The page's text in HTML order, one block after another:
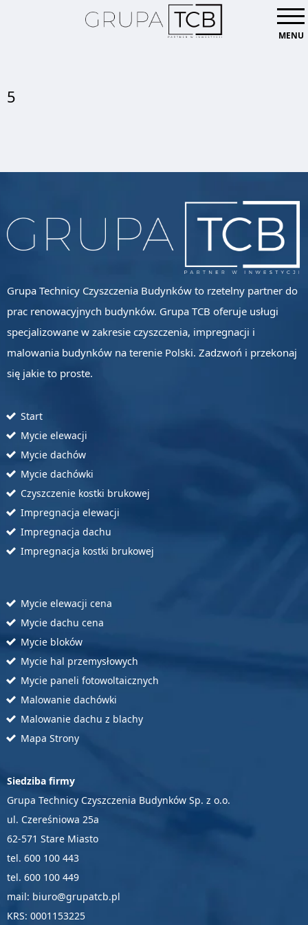
MENU
5
Grupa Technicy Czyszczenia Budynków to rzetelny partner do
prac renowacyjnych budynków. Grupa TCB oferuje usługi
specjalizowane w zakresie czyszczenia, impregnacji i
malowania budynków na terenie Polski. Zadzwoń i przekonaj
się jakie to proste.
Start
Mycie elewacji
Mycie dachów
Mycie dachówki
Czyszczenie kostki brukowej
Impregnacja elewacji
Impregnacja dachu
Impregnacja kostki brukowej
Mycie elewacji cena
Mycie dachu cena
Mycie bloków
Mycie hal przemysłowych
Mycie paneli fotowoltaicznych
Malowanie dachówki
Malowanie dachu z blachy
Mapa Strony
Siedziba firmy
Grupa Technicy Czyszczenia Budynków Sp. z o.o.
ul. Czereśniowa 25a
62-571 Stare Miasto
tel. 600 100 443
tel. 600 100 449
mail: biuro@grupatcb.pl
KRS: 0001153225